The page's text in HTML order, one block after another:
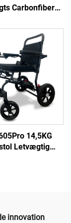
Carbonfiber
Godkendt
14,5KG
Letvægtig
innovation